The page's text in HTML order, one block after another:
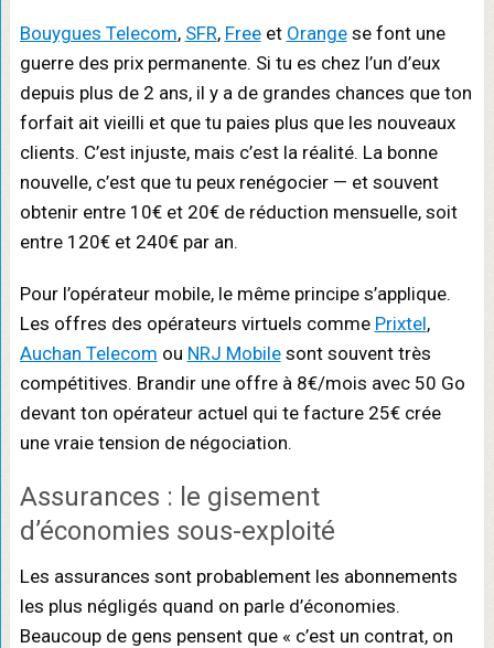
Bouygues Telecom, SFR, Freeet Orangese font une
guerre des prix permanente. Si tu es chez l’un d’eux
depuis plus de 2 ans, il y a de grandes chances que ton
forfait ait vieilli et que tu paies plus que les nouveaux
clients. C’est injuste, mais c’est la réalité. La bonne
nouvelle, c’est que tu peux renégocier — et souvent
obtenir entre 10€ et 20€ de réduction mensuelle, soit
entre 120€ et 240€ par an.
Pour l’opérateur mobile, le même principe s’applique.
Les offres des opérateurs virtuels comme Prixtel,
Auchan Telecom ou NRJ Mobilesont souvent très
compétitives. Brandir une offre à 8€/mois avec 50 Go
devant ton opérateur actuel qui te facture 25€ crée
une vraie tension de négociation.
Assurances : le gisement
d’économies sous-exploité
Les assurances sont probablement les abonnements
les plus négligés quand on parle d’économies.
Beaucoup de gens pensent que « c’est un contrat, on